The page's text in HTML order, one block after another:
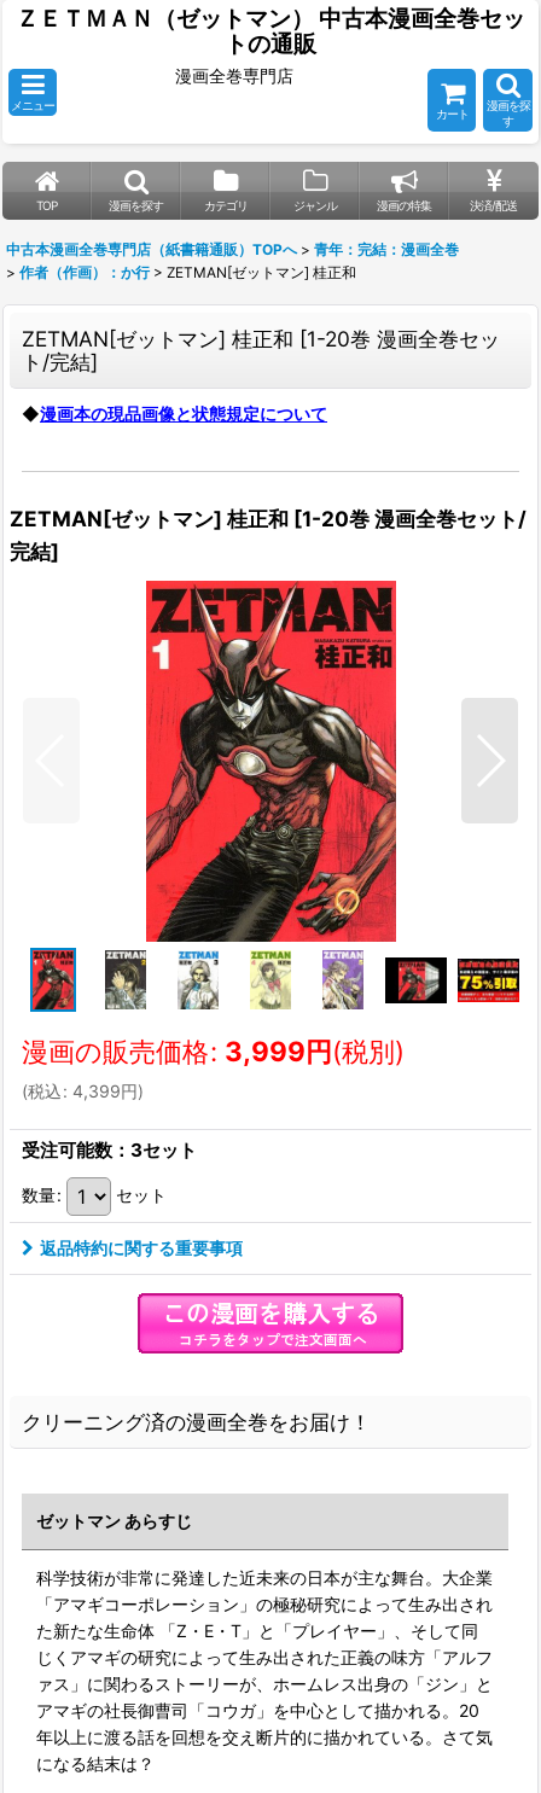
ＺＥＴＭＡＮ（ゼットマン） 中古本漫画全巻セッ
トの通販
メニュー
漫画全巻専門店
カート
漫画を探
す
TOP 漫画を探す カテゴリ ジャンル 漫画の特集 決済/配送
中古本漫画全巻専門店（紙書籍通販）TOPへ > 青年：完結：漫画全巻
> 作者（作画）：か行 > ZETMAN[ゼットマン] 桂正和
ZETMAN[ゼットマン] 桂正和 [1-20巻 漫画全巻セッ
ト/完結]
◆漫画本の現品画像と状態規定について
ZETMAN[ゼットマン] 桂正和 [1-20巻 漫画全巻セット/
完結]
漫画の販売価格: 3,999円(税別)
(税込: 4,399円)
受注可能数：3セット
数量: セット
返品特約に関する重要事項
クリーニング済の漫画全巻をお届け！
ゼットマン あらすじ
科学技術が非常に発達した近未来の日本が主な舞台。大企業
「アマギコーポレーション」の極秘研究によって生み出され
た新たな生命体 「Z・E・T」と「プレイヤー」、そして同
じくアマギの研究によって生み出された正義の味方「アルフ
ァス」に関わるストーリーが、ホームレス出身の「ジン」と
アマギの社長御曹司「コウガ」を中心として描かれる。20
年以上に渡る話を回想を交え断片的に描かれている。さて気
になる結末は？